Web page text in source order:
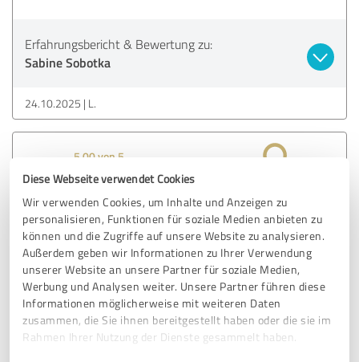
Diese Webseite verwendet Cookies
Wir verwenden Cookies, um Inhalte und Anzeigen zu
personalisieren, Funktionen für soziale Medien anbieten zu
können und die Zugriffe auf unsere Website zu analysieren.
Außerdem geben wir Informationen zu Ihrer Verwendung
unserer Website an unsere Partner für soziale Medien,
Werbung und Analysen weiter. Unsere Partner führen diese
Informationen möglicherweise mit weiteren Daten
zusammen, die Sie ihnen bereitgestellt haben oder die sie im
Rahmen Ihrer Nutzung der Dienste gesammelt haben.
Erfahrungsbericht & Bewertung zu:
Sabine Sobotka
24.10.2025 L.
5,00 von 5
SEHR GUT Empfehlung
Sprechen kann jedeR, davon bin ich überzeugt.
Ich war bei einem Vortrag von Sabine und wusste - das
kann ich auch.
Ein Monat später hab ich selbst vor Publikum meinen
eigenen Poetry Slam Text vorgetragen.
(Youtube: Mensch erkenne dich)
Ohne Sabine, wär ich nicht so schnell, fokussiert und mit